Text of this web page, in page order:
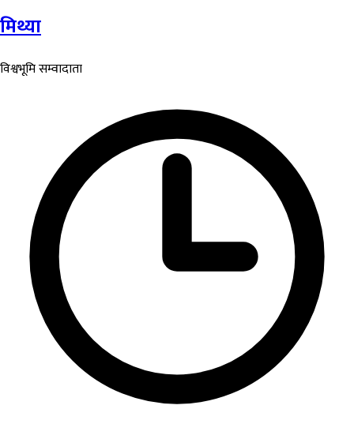
मिथ्या
विश्वभूमि सम्वादाता